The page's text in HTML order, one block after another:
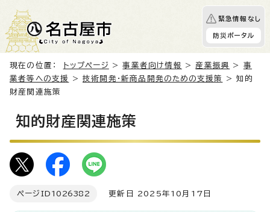
緊急情報なし
防災ポータル
現在の位置： トップページ >事業者向け情報 > 産業振興 > 事
業者等への支援
>技術開発・新商品開発のための支援策
> 知的
財産関連施策
知的財産関連施策
ページID 1026382 更新日 2025年10月17日